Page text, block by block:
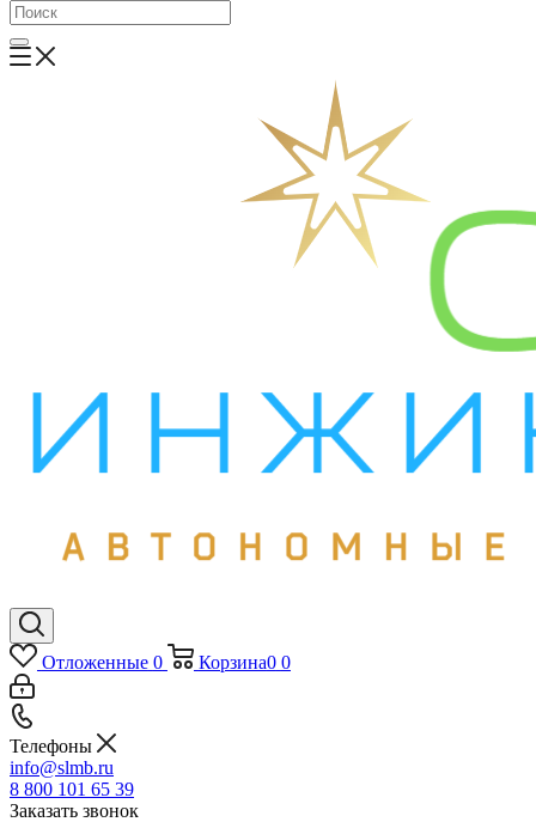
Отложенные 0 Корзина0 0
Телефоны
info@slmb.ru
8 800 101 65 39
Заказать звонок